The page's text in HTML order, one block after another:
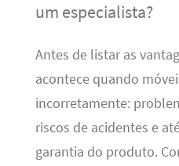
um especialista?
Antes de listar as
acontece quando
incorretamente:
riscos de acidentes e
garantia do produto.